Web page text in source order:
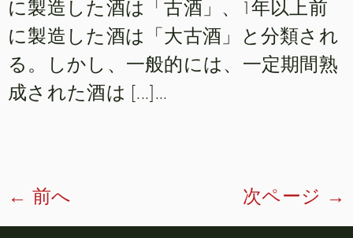
に製造した酒は「古酒」、1年以上前
に製造した酒は「大古酒」と分類され
る。しかし、一般的には、一定期間熟
成された酒は [...]...
← 前へ 次ページ →